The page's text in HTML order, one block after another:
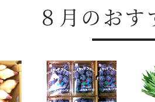
８月のおす